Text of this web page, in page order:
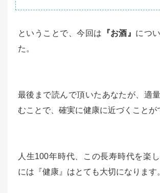
ということで、今回は 『お酒』 につ
た。
最後まで読んで頂いたあなたが、適
むことで、確実に健康に近づくことが
人生100年時代、この長寿時代を楽
には『健康』はとても大切になります